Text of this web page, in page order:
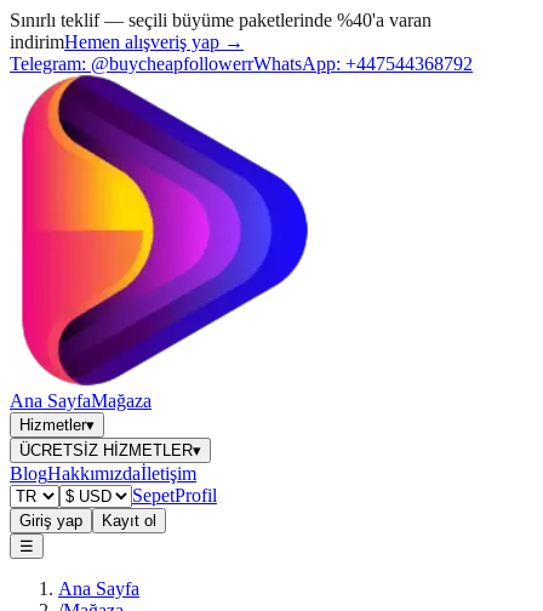
Sınırlı teklif — seçili büyüme paketlerinde %40'a varan
indirimHemen alışveriş yap →
Telegram: @buycheapfollowerrWhatsApp: +447544368792
Ana SayfaMağaza
Hizmetler▾
ÜCRETSİZ HİZMETLER▾
BlogHakkımızdaİletişim
SepetProfil
Giriş yap
Kayıt ol
☰
Ana Sayfa